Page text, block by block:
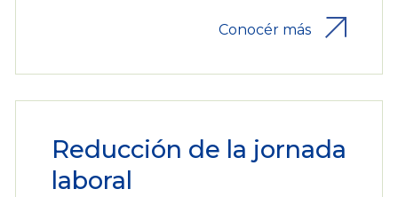
Conocér más
Reducción de la jornada
laboral